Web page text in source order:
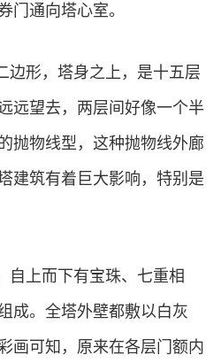
门通向塔心室。
边形，塔身之上，是十五层
远望去，两层间好像一个半
抛物线型，这种抛物线外廊
建筑有着巨大影响，特别是
自上而下有宝珠、七重相
成。全塔外壁都敷以白灰
画可知，原来在各层门额内